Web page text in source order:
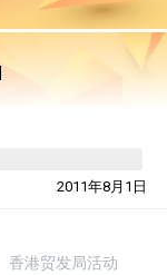
2011年8月1日
香港贸发局活动